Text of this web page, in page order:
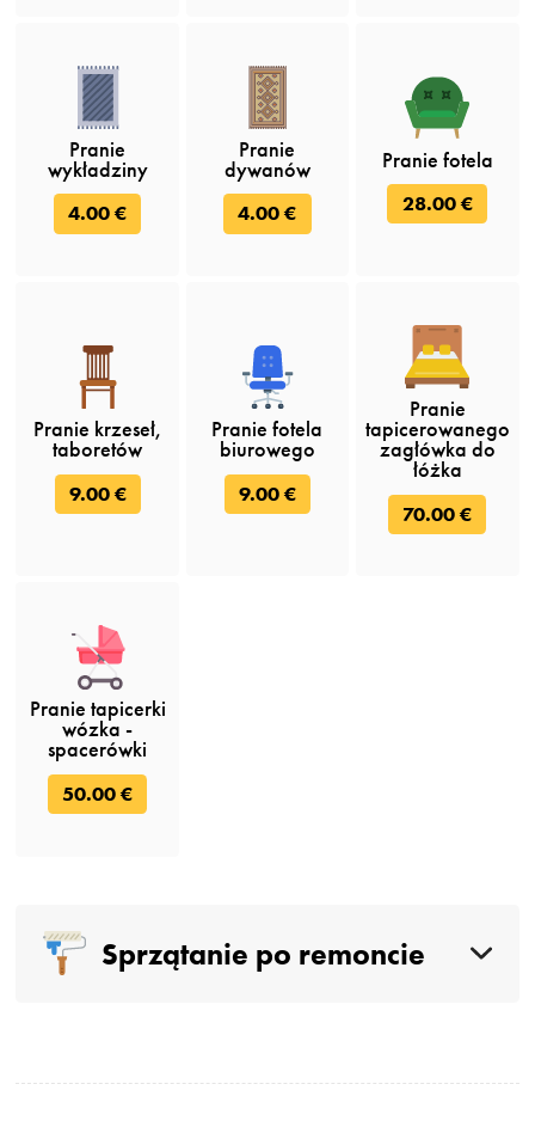
Pranie
wykładziny
4.00 €
Pranie
dywanów
4.00 €
Pranie fotela
28.00 €
Pranie krzeseł,
taboretów
9.00 €
Pranie fotela
biurowego
9.00 €
Pranie
tapicerowanego
zagłówka do
łóżka
70.00 €
Pranie tapicerki
wózka -
spacerówki
50.00 €
Sprzątanie po remoncie